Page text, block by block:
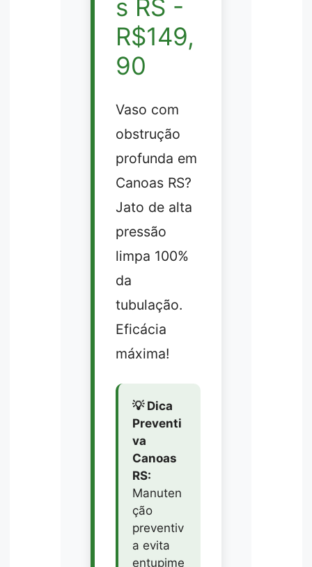
s RS -
R$149,
90
Vaso com
obstrução
profunda em
Canoas RS?
Jato de alta
pressão
limpa 100%
da
tubulação.
Eficácia
máxima!
💡 Dica
Preventi
va
Canoas
RS:
Manuten
ção
preventiv
a evita
entupime